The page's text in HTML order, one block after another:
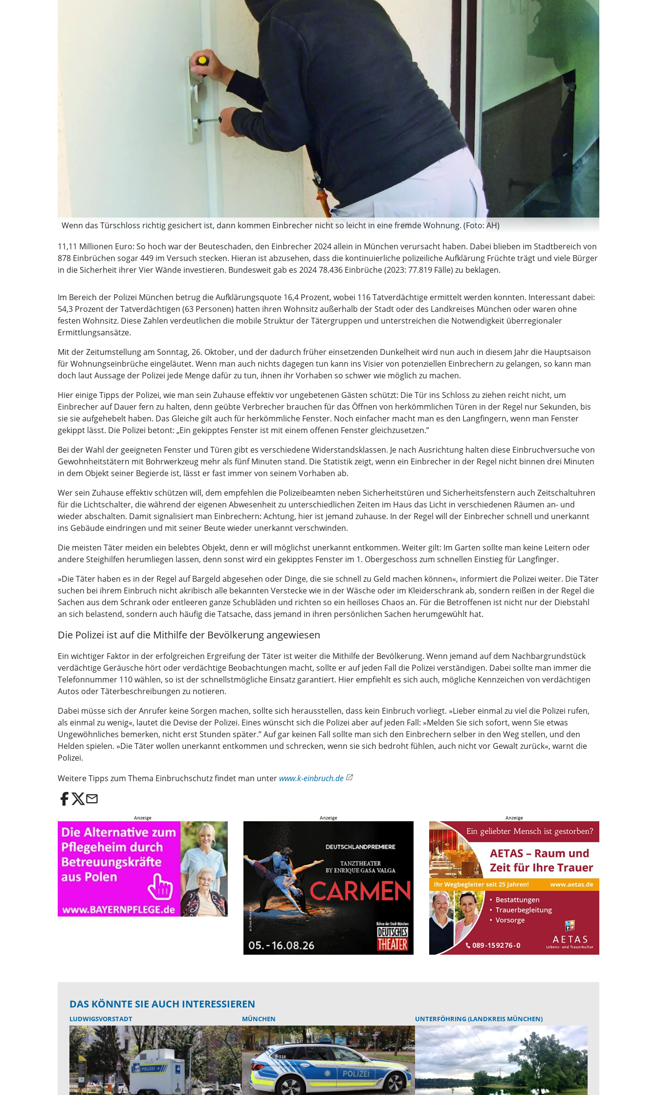
Wenn das Türschloss richtig gesichert ist, dann kommen Einbrecher nicht so leicht in eine fremde Wohnung. (Foto: AH)
11,11 Millionen Euro: So hoch war der Beuteschaden, den Einbrecher 2024 allein in München verursacht haben. Dabei blieben im Stadtbereich von
878 Einbrüchen sogar 449 im Versuch stecken. Hieran ist abzusehen, dass die kontinuierliche polizeiliche Aufklärung Früchte trägt und viele Bürger
in die Sicherheit ihrer Vier Wände investieren. Bundesweit gab es 2024 78.436 Einbrüche (2023: 77.819 Fälle) zu beklagen.
Im Bereich der Polizei München betrug die Aufklärungsquote 16,4 Prozent, wobei 116 Tatverdächtige ermittelt werden konnten. Interessant dabei:
54,3 Prozent der Tatverdächtigen (63 Personen) hatten ihren Wohnsitz außerhalb der Stadt oder des Landkreises München oder waren ohne
festen Wohnsitz. Diese Zahlen verdeutlichen die mobile Struktur der Tätergruppen und unterstreichen die Notwendigkeit überregionaler
Ermittlungsansätze.
Mit der Zeitumstellung am Sonntag, 26. Oktober, und der dadurch früher einsetzenden Dunkelheit wird nun auch in diesem Jahr die Hauptsaison
für Wohnungseinbrüche eingeläutet. Wenn man auch nichts dagegen tun kann ins Visier von potenziellen Einbrechern zu gelangen, so kann man
doch laut Aussage der Polizei jede Menge dafür zu tun, ihnen ihr Vorhaben so schwer wie möglich zu machen.
Hier einige Tipps der Polizei, wie man sein Zuhause effektiv vor ungebetenen Gästen schützt: Die Tür ins Schloss zu ziehen reicht nicht, um
Einbrecher auf Dauer fern zu halten, denn geübte Verbrecher brauchen für das Öffnen von herkömmlichen Türen in der Regel nur Sekunden, bis
sie sie aufgehebelt haben. Das Gleiche gilt auch für herkömmliche Fenster. Noch einfacher macht man es den Langfingern, wenn man Fenster
gekippt lässt. Die Polizei betont: „Ein gekipptes Fenster ist mit einem offenen Fenster gleichzusetzen.”
Bei der Wahl der geeigneten Fenster und Türen gibt es verschiedene Widerstandsklassen. Je nach Ausrichtung halten diese Einbruchversuche von
Gewohnheitstätern mit Bohrwerkzeug mehr als fünf Minuten stand. Die Statistik zeigt, wenn ein Einbrecher in der Regel nicht binnen drei Minuten
in dem Objekt seiner Begierde ist, lässt er fast immer von seinem Vorhaben ab.
Wer sein Zuhause effektiv schützen will, dem empfehlen die Polizeibeamten neben Sicherheitstüren und Sicherheitsfenstern auch Zeitschaltuhren
für die Lichtschalter, die während der eigenen Abwesenheit zu unterschiedlichen Zeiten im Haus das Licht in verschiedenen Räumen an- und
wieder abschalten. Damit signalisiert man Einbrechern: Achtung, hier ist jemand zuhause. In der Regel will der Einbrecher schnell und unerkannt
ins Gebäude eindringen und mit seiner Beute wieder unerkannt verschwinden.
Die meisten Täter meiden ein belebtes Objekt, denn er will möglichst unerkannt entkommen. Weiter gilt: Im Garten sollte man keine Leitern oder
andere Steighilfen herumliegen lassen, denn sonst wird ein gekipptes Fenster im 1. Obergeschoss zum schnellen Einstieg für Langfinger.
»Die Täter haben es in der Regel auf Bargeld abgesehen oder Dinge, die sie schnell zu Geld machen können«, informiert die Polizei weiter. Die Täter
suchen bei ihrem Einbruch nicht akribisch alle bekannten Verstecke wie in der Wäsche oder im Kleiderschrank ab, sondern reißen in der Regel die
Sachen aus dem Schrank oder entleeren ganze Schubläden und richten so ein heilloses Chaos an. Für die Betroffenen ist nicht nur der Diebstahl
an sich belastend, sondern auch häufig die Tatsache, dass jemand in ihren persönlichen Sachen herumgewühlt hat.
Die Polizei ist auf die Mithilfe der Bevölkerung angewiesen
Ein wichtiger Faktor in der erfolgreichen Ergreifung der Täter ist weiter die Mithilfe der Bevölkerung. Wenn jemand auf dem Nachbargrundstück
verdächtige Geräusche hört oder verdächtige Beobachtungen macht, sollte er auf jeden Fall die Polizei verständigen. Dabei sollte man immer die
Telefonnummer 110 wählen, so ist der schnellstmögliche Einsatz garantiert. Hier empfiehlt es sich auch, mögliche Kennzeichen von verdächtigen
Autos oder Täterbeschreibungen zu notieren.
Dabei müsse sich der Anrufer keine Sorgen machen, sollte sich herausstellen, dass kein Einbruch vorliegt. »Lieber einmal zu viel die Polizei rufen,
als einmal zu wenig«, lautet die Devise der Polizei. Eines wünscht sich die Polizei aber auf jeden Fall: »Melden Sie sich sofort, wenn Sie etwas
Ungewöhnliches bemerken, nicht erst Stunden später.” Auf gar keinen Fall sollte man sich den Einbrechern selber in den Weg stellen, und den
Helden spielen. »Die Täter wollen unerkannt entkommen und schrecken, wenn sie sich bedroht fühlen, auch nicht vor Gewalt zurück«, warnt die
Polizei.
Weitere Tipps zum Thema Einbruchschutz findet man unter www.k-einbruch.de
email
DAS KÖNNTE SIE AUCH INTERESSIEREN
LUDWIGSVORSTADT MÜNCHEN UNTERFÖHRING (LANDKREIS MÜNCHEN)